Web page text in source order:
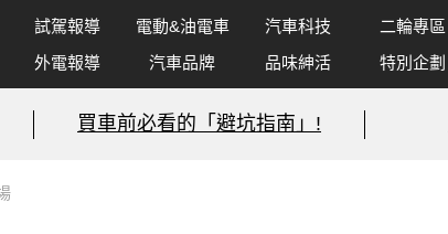
試駕報導 電動&油電車 汽車科技
二輪專區
外電報導 汽車品牌 品味紳活 特別企劃
買車前必看的「避坑指南」!